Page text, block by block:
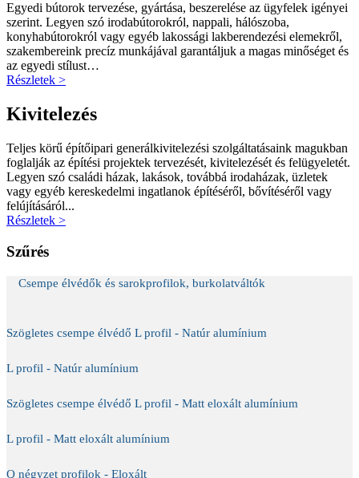
Egyedi bútorok tervezése, gyártása, beszerelése az ügyfelek igényei
szerint. Legyen szó irodabútorokról, nappali, hálószoba,
konyhabútorokról vagy egyéb lakossági lakberendezési elemekről,
szakembereink precíz munkájával garantáljuk a magas minőséget és
az egyedi stílust…
Részletek >
Kivitelezés
Teljes körű építőipari generálkivitelezési szolgáltatásaink magukban
foglalják az építési projektek tervezését, kivitelezését és felügyeletét.
Legyen szó családi házak, lakások, továbbá irodaházak, üzletek
vagy egyéb kereskedelmi ingatlanok építéséről, bővítéséről vagy
felújításáról...
Részletek >
Szűrés
Csempe élvédők és sarokprofilok, burkolatváltók
Szögletes csempe élvédő L profil - Natúr alumínium
L profil - Natúr alumínium
Szögletes csempe élvédő L profil - Matt eloxált alumínium
L profil - Matt eloxált alumínium
Q négyzet profilok - Eloxált